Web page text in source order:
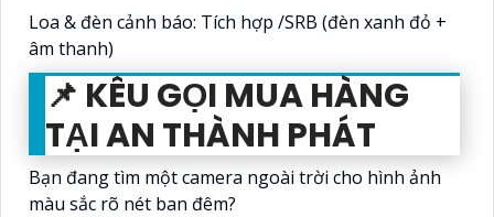
Loa & đèn cảnh báo: Tích hợp /SRB (đèn xanh đỏ +
âm thanh)
📌 KÊU GỌI MUA HÀNG
TẠI AN THÀNH PHÁT
Bạn đang tìm một camera ngoài trời cho hình ảnh
màu sắc rõ nét ban đêm?